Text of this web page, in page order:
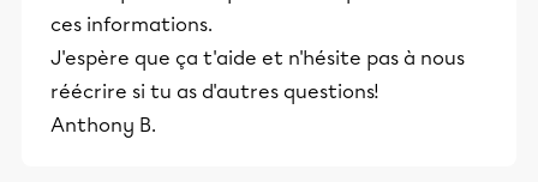
ces informations.
J'espère que ça t'aide et n'hésite pas à nous
réécrire si tu as d'autres questions!
Anthony B.